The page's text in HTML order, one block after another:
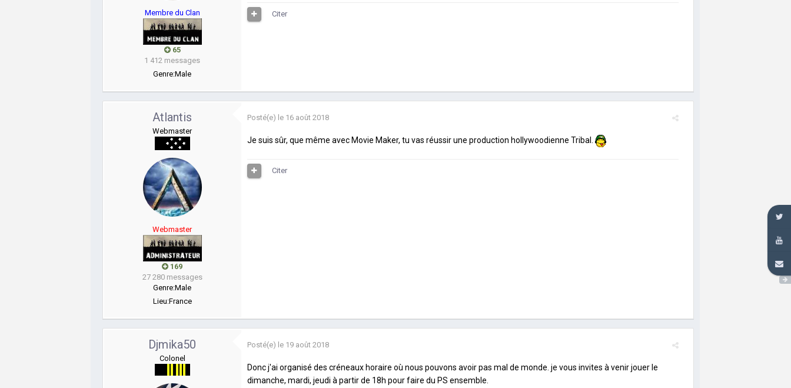
Membre du Clan
65
1 412 messages
Genre:Male
Citer
Atlantis
Webmaster
Webmaster
169
27 280 messages
Genre:Male
Lieu:France
Posté(e) le 16 août 2018
Je suis sûr, que même avec Movie Maker, tu vas réussir une production hollywoodienne Tribal.
Citer
Djmika50
Colonel
Posté(e) le 19 août 2018
Donc j'ai organisé des créneaux horaire où nous pouvons avoir pas mal de monde. je vous invites à venir jouer le
dimanche, mardi, jeudi à partir de 18h pour faire du PS ensemble.